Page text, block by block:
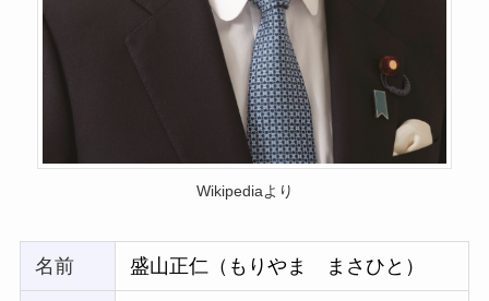
Wikipediaより
名前 盛山正仁（もりやま まさひと）